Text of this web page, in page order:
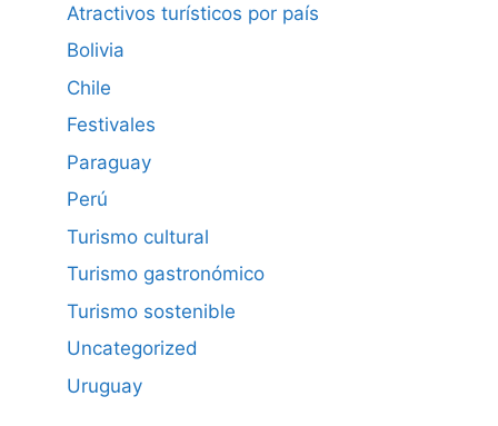
Atractivos turísticos por país
Bolivia
Chile
Festivales
Paraguay
Perú
Turismo cultural
Turismo gastronómico
Turismo sostenible
Uncategorized
Uruguay